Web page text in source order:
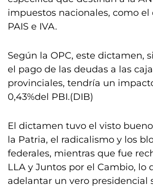
impuestos nacionales, como el
PAIS e IVA.
Según la OPC, este dictamen,
el pago de las deudas a las
provinciales, tendría un
0,43%del PBI.(DIB)
El dictamen tuvo el visto
la Patria, el radicalismo y los
federales, mientras que fue
LLA y Juntos por el Cambio, lo
adelantar un vero presidencial